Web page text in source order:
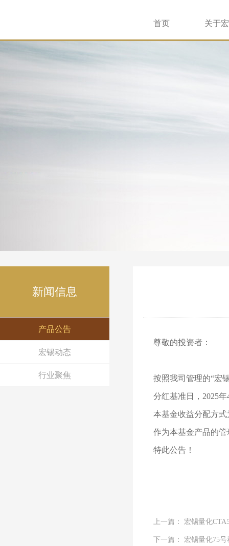
首页 关于
新闻信息
产品公告
宏锡动态
行业聚焦
尊敬的投资者：
按照我司管理的“宏
分红基准日，2025
本基金收益分配方
作为本基金产品的
特此公告！
上一篇： 宏锡量化
下一篇： 宏锡量化75